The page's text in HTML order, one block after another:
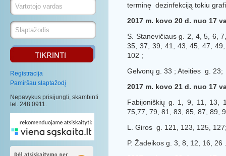
Registracija
Pamiršau slaptažodį
Nepavykus prisijungti, skambinti
tel. 248 0911.
terminę dezinfekciją tokiu
2017 m. kovo 20 d. nuo 17
S. Stanevičiaus g. 2, 4, 5, 6,
35, 37, 39, 41, 43, 45, 47,
102 ;
Gelvonų g. 33 ; Ateities g.
2017 m. kovo 21 d. nuo 17
Fabijoniškių g. 1, 9, 11, 13,
75,77, 79, 81, 83, 85, 87, 89,
L. Giros g. 121, 123, 125,
P. Žadeikos g. 3, 8, 12, 16, 26 .